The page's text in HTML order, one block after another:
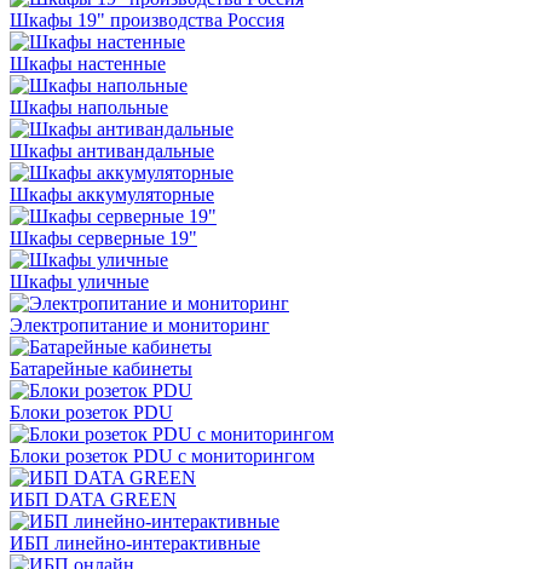
Шкафы 19" производства Россия
Шкафы настенные
Шкафы напольные
Шкафы антивандальные
Шкафы аккумуляторные
Шкафы серверные 19"
Шкафы уличные
Электропитание и мониторинг
Батарейные кабинеты
Блоки розеток PDU
Блоки розеток PDU с мониторингом
ИБП DATA GREEN
ИБП линейно-интерактивные